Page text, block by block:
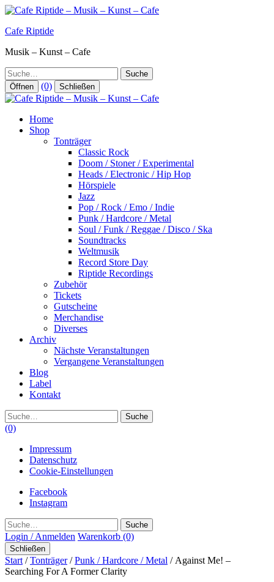
Zum
springen
Cafe Riptide
Musik – Kunst – Cafe
Suche
Öffnen (0) Schließen
Home
Shop
Tonträger
Classic Rock
Doom / Stoner / Experimental
Heads / Electronic / Hip Hop
Hörspiele
Jazz
Pop / Rock / Emo / Indie
Punk / Hardcore / Metal
Soul / Funk / Reggae / Disco / Ska
Soundtracks
Weltmusik
Record Store Day
Riptide Recordings
Zubehör
Tickets
Gutscheine
Merchandise
Diverses
Archiv
Nächste Veranstaltungen
Vergangene Veranstaltungen
Blog
Label
Kontakt
Suche
(0)
Impressum
Datenschutz
Cookie-Einstellungen
Facebook
Instagram
Suche
Login / Anmelden Warenkorb (0)
Schließen
Start /Tonträger/Punk / Hardcore / Metal / Against Me! –
Searching For A Former Clarity